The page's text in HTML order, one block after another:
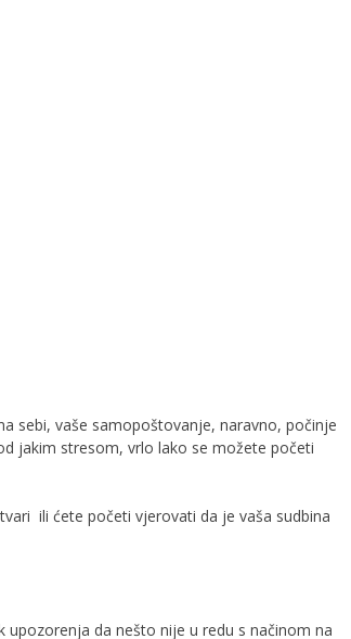
sebi, vaše samopoštovanje, naravno, počinje
jakim stresom, vrlo lako se možete početi
ili ćete početi vjerovati da je vaša sudbina
da nešto nije u redu s načinom na